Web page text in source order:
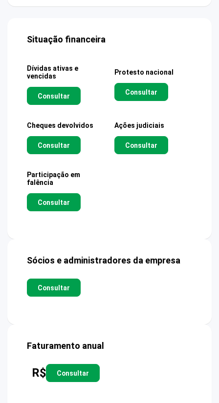
Situação financeira
Dívidas ativas e
vencidas
Consultar
Protesto nacional
Consultar
Cheques devolvidos
Consultar
Ações judiciais
Consultar
Participação em
falência
Consultar
Sócios e administradores da empresa
Consultar
Faturamento anual
R$ Consultar